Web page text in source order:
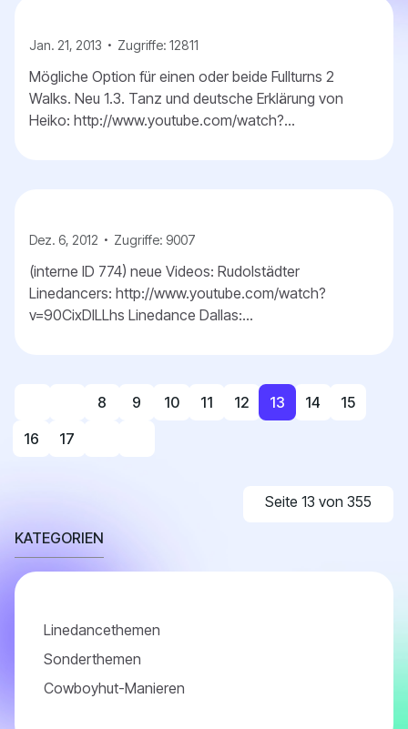
Jan. 21, 2013 Zugriffe: 12811
Mögliche Option für einen oder beide Fullturns 2
Walks. Neu 1.3. Tanz und deutsche Erklärung von
Heiko: http://www.youtube.com/watch?
Dez. 6, 2012 Zugriffe: 9007
(interne ID 774) neue Videos: Rudolstädter
Linedancers: http://www.youtube.com/watch?
v=90CixDlLLhs Linedance Dallas:
8 9 10 11 12 13 14
15
16
17
Seite 13 von 355
KATEGORIEN
Linedancethemen
Sonderthemen
Cowboyhut-Manieren